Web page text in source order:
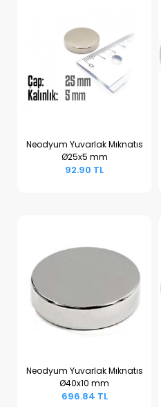
Sepete Ekle
Neodyum Yuvarlak Mıknatıs
Ø25x5 mm
92.90 TL
Sepete Ekle
Neodyum Yuvarlak Mıknatıs
Ø40x10 mm
696.84 TL